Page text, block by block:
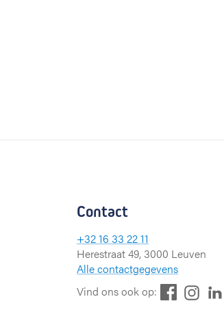
Contact
+32 16 33 22 11
Herestraat 49, 3000 Leuven
Alle contactgegevens
Vind ons ook op: